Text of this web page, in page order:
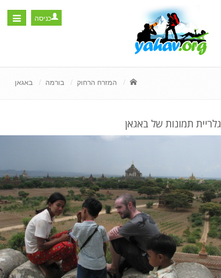
Toggle
כניסה
המזרח הרחוק בורמה באגאן
גלריית תמונות של באגאן